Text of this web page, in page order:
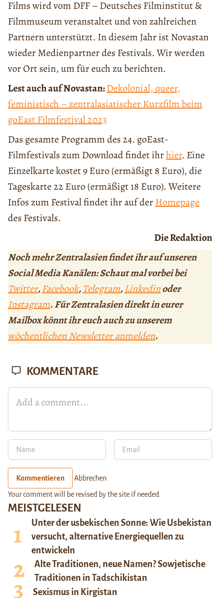
Films wird vom DFF – Deutsches Filminstitut &
Filmmuseum veranstaltet und von zahlreichen
Partnern unterstützt. In diesem Jahr ist Novastan
wieder Medienpartner des Festivals. Wir werden
vor Ort sein, um für euch zu berichten.
Lest auch auf Novastan:Dekolonial, queer,
feministisch – zentralasiatischer Kurzfilm beim
goEast Filmfestival 2023
Das gesamte Programm des 24. goEast-
Filmfestivals zum Download findet ihrhier. Eine
Einzelkarte kostet 9 Euro (ermäßigt 8 Euro), die
Tageskarte 22 Euro (ermäßigt 18 Euro). Weitere
Infos zum Festival findet ihr auf derHomepage
des Festivals.
Die Redaktion
Noch mehr Zentralasien findet ihr auf unseren
Social Media Kanälen: Schaut mal vorbei bei
Twitter,Facebook,Telegram,Linkedinoder
Instagram. Für Zentralasien direkt in eurer
Mailbox könnt ihr euch auch zu unserem
wöchentlichen Newsletter anmelden.
MEISTGELESEN
Unter der usbekischen Sonne: Wie Usbekistan
versucht, alternative Energiequellen zu
entwickeln
Alte Traditionen, neue Namen? Sowjetische
Traditionen in Tadschikistan
Sexismus in Kirgistan
KOMMENTARE
Kommentieren Abbrechen
Your comment will be revised by the site if needed.